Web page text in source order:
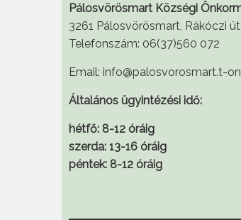
Pálosvörösmart Községi
3261 Pálosvörösmart, Rákóczi út
Telefonszám: 06(37)560 072
Email: info@palosvorosmart.t-
Általános ügyintézési idő:
hétfő: 8-12 óráig
szerda: 13-16 óráig
péntek: 8-12 óráig